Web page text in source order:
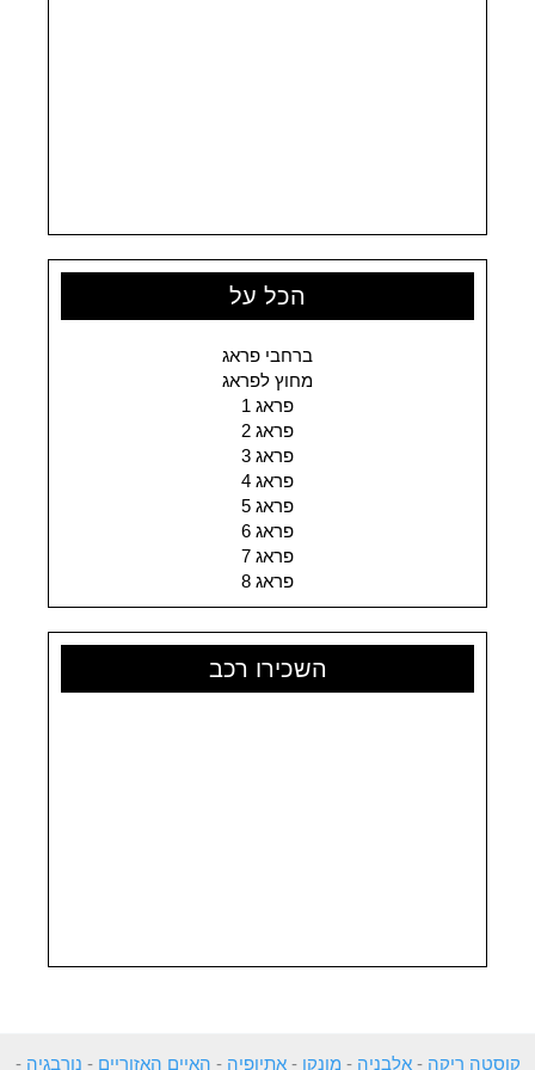
הכל על
ברחבי פראג
מחוץ לפראג
פראג 1
פראג 2
פראג 3
פראג 4
פראג 5
פראג 6
פראג 7
פראג 8
השכירו רכב
קוסטה ריקה -אלבניה - מונקו -אתיופיה - האיים האזוריים - נורבגיה -